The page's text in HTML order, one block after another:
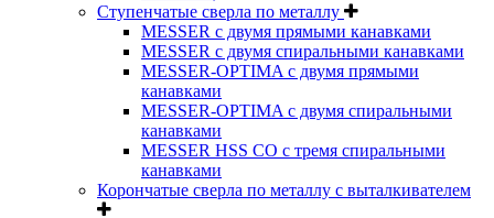
Ступенчатые сверла по металлу
MESSER с двумя прямыми канавками
MESSER с двумя спиральными канавками
MESSER-OPTIMA с двумя прямыми
канавками
MESSER-OPTIMA с двумя спиральными
канавками
MESSER HSS CО с тремя спиральными
канавками
Корончатые сверла по металлу c выталкивателем